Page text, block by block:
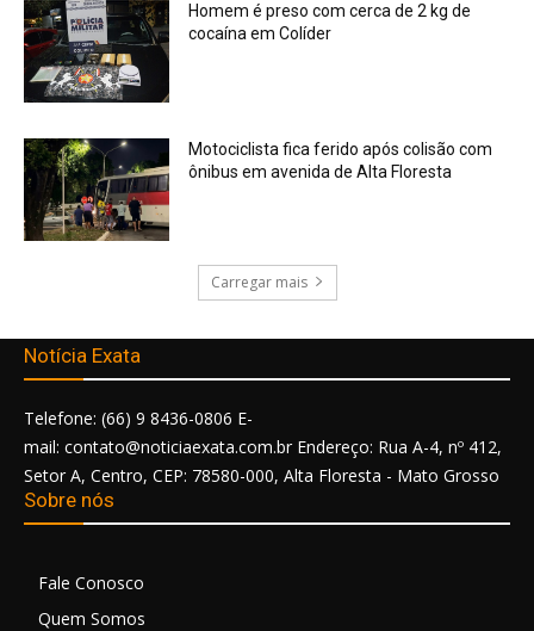
Homem é preso com cerca de 2 kg de
cocaína em Colíder
Motociclista fica ferido após colisão com
ônibus em avenida de Alta Floresta
Carregar mais
Notícia Exata
Telefone: (66) 9 8436-0806 E-
mail: contato@noticiaexata.com.br Endereço: Rua A-4, nº 412,
Setor A, Centro, CEP: 78580-000, Alta Floresta - Mato Grosso
Sobre nós
Fale Conosco
Quem Somos